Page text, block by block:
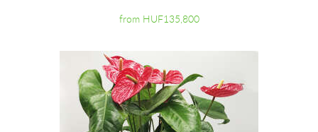
from HUF135,800